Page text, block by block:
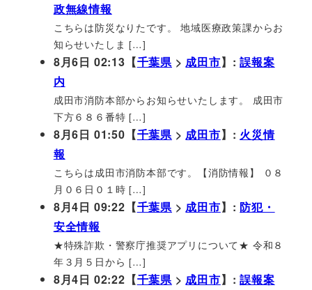
政無線情報
こちらは防災なりたです。 地域医療政策課からお
知らせいたしま […]
8月6日 02:13【千葉県 >成田市】:誤報案
内
成田市消防本部からお知らせいたします。 成田市
下方６８６番特 […]
8月6日 01:50【千葉県 >成田市】: 火災情
報
こちらは成田市消防本部です。【消防情報】 ０８
月０６日０１時 […]
8月4日 09:22【千葉県 >成田市】: 防犯・
安全情報
★特殊詐欺・警察庁推奨アプリについて★ 令和８
年３月５日から […]
8月4日 02:22【千葉県 >成田市】:誤報案